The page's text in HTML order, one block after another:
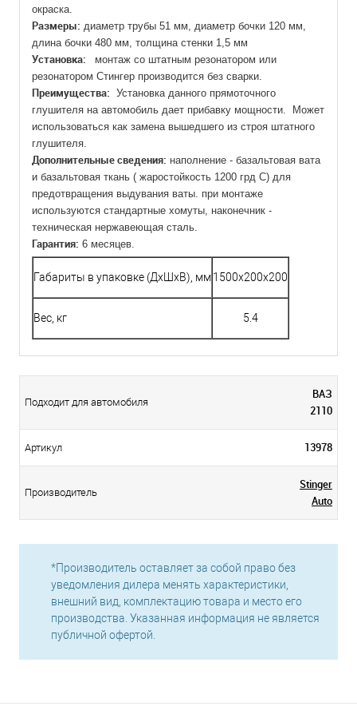
окраска.
Размеры: диаметр трубы 51 мм, диаметр бочки 120 мм,
длина бочки 480 мм, толщина стенки 1,5 мм
Установка:
монтаж со штатным резонатором или
резонатором Стингер производится без сварки.
Преимущества: Установка данного прямоточного
глушителя на автомобиль дает прибавку мощности. Может
использоваться как замена вышедшего из строя штатного
глушителя.
Дополнительные сведения: наполнение - базальтовая вата
и базальтовая ткань ( жаростойкость 1200 грд С) для
предотвращения выдувания ваты. при монтаже
используются стандартные хомуты, наконечник -
техническая нержавеющая сталь.
Гарантия: 6 месяцев.
Габариты в упаковке (ДхШхВ), мм1500x200x200
Вес, кг 5.4
Подходит для автомобиля
ВАЗ
2110
Артикул 13978
Производитель
Stinger
Auto
*Производитель оставляет за собой право без
уведомления дилера менять характеристики,
внешний вид, комплектацию товара и место его
производства. Указанная информация не является
публичной офертой.